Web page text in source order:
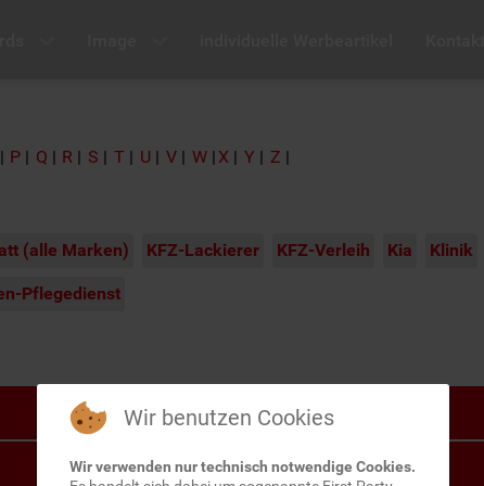
P Q R S T U V W X Y Z
(alle Marken) KFZ-Lackierer KFZ-Verleih Kia Klinik
Pflegedienst
Wir benutzen Cookies
Wir verwenden nur technisch notwendige Cookies.